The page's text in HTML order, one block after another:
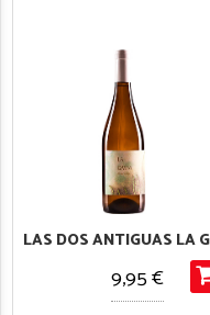
9,95 €